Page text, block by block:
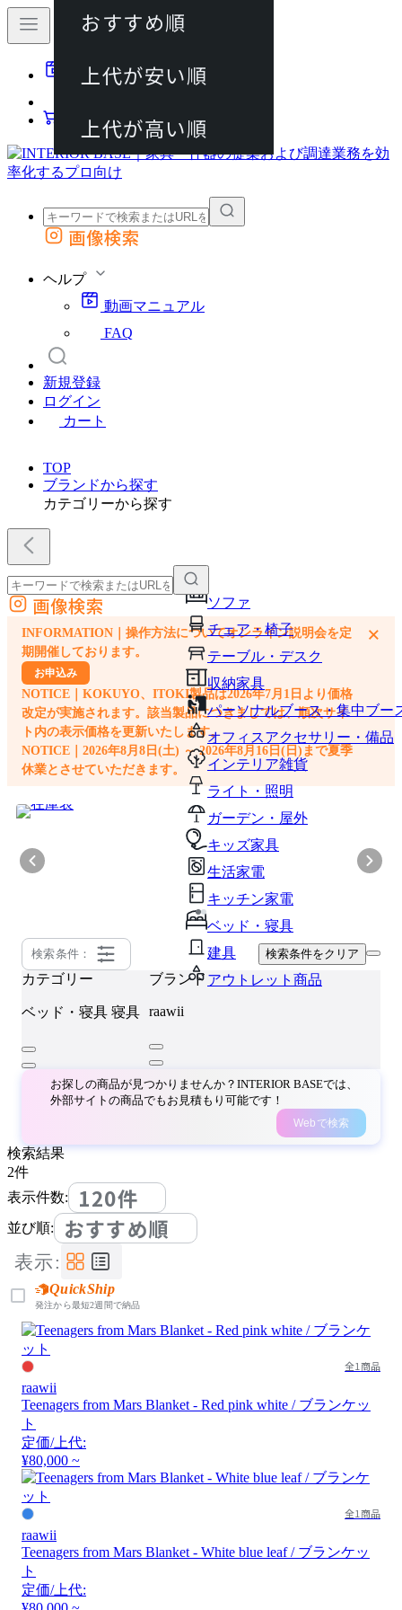
動画マニュアル
カート
外部サイトの商品をカートに追加
画像検索
ヘルプ
動画マニュアル
FAQ
新規登録
ログイン
カート
TOP
ブランドから探す
カテゴリーから探す
ソファ
チェア・椅子
テーブル・デスク
収納家具
パーソナルブース・集中ブー
オフィスアクセサリー・備品
インテリア雑貨
ライト・照明
ガーデン・屋外
キッズ家具
生活家電
キッチン家電
ベッド・寝具
建具
アウトレット商品
外部サイトの商品をカートに追加
他のサイトで見つけた商品ページのURLを貼り付けて、カートに追加できます
画像検索
INFORMATION｜操作方法についてオンライン説明会を定
期開催しております。
お申込み
NOTICE｜KOKUYO、ITOKI製品は2026年7月1日より価格
改定が実施されます。該当製品につきましては、順次サイ
ト内の表示価格を更新いたします。
NOTICE｜2026年8月8日(土) ～ 2026年8月16日(日)まで夏季
休業とさせていただきます。
×
検索条件： 検索条件をクリア
カテゴリー
ベッド・寝具 寝具
ブランド
raawii
お探しの商品が見つかりませんか？INTERIOR BASEでは、
外部サイトの商品でもお見積もり可能です！
Webで検索
検索結果
2件
表示件数:
120件
並び順: おすすめ順
おすすめ順
上代が安い順
上代が高い順
表示:
QuickShip
発注から最短2週間で納品
全1商品
raawii
Teenagers from Mars Blanket - Red pink white / ブランケッ
ト
定価/上代:
¥80,000 ~
全1商品
raawii
Teenagers from Mars Blanket - White blue leaf / ブランケッ
ト
定価/上代: